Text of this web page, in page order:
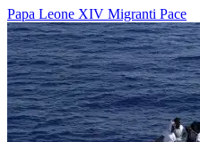
Papa Leone XIV Migranti Pace